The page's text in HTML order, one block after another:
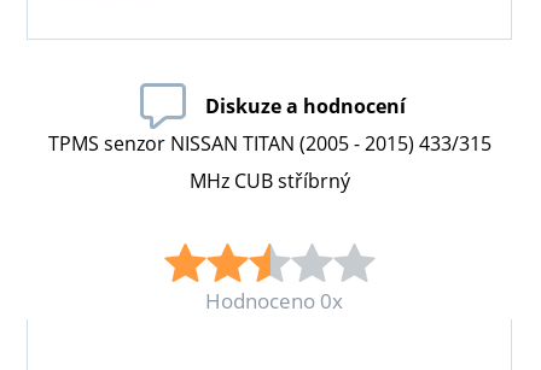
Diskuze a hodnocení
TPMS senzor NISSAN TITAN (2005 - 2015) 433/315
MHz CUB stříbrný
Hodnoceno 0x